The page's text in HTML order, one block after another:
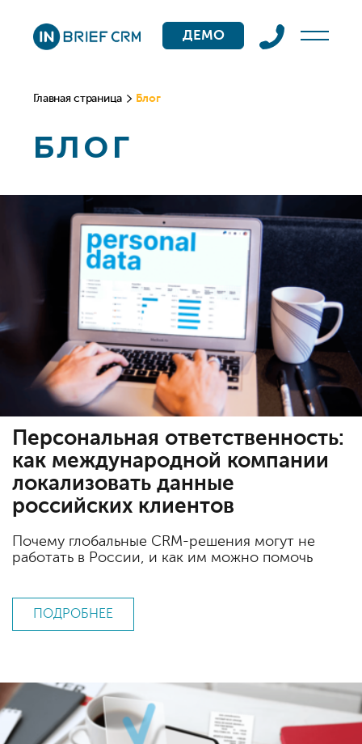
ДЕМО
Главная страница Блог
БЛОГ
Персональная ответственность:
как международной компании
локализовать данные
российских клиентов
Почему глобальные CRM-решения могут не
работать в России, и как им можно помочь
ПОДРОБНЕЕ